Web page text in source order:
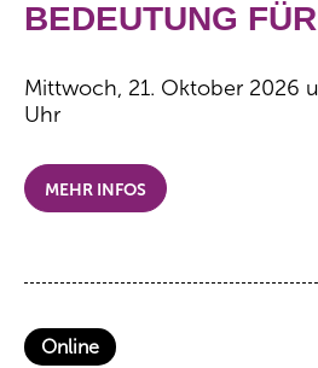
BEDEUTUNG
Mittwoch, 21. Oktober 2026
Uhr
MEHR INFOS
Online